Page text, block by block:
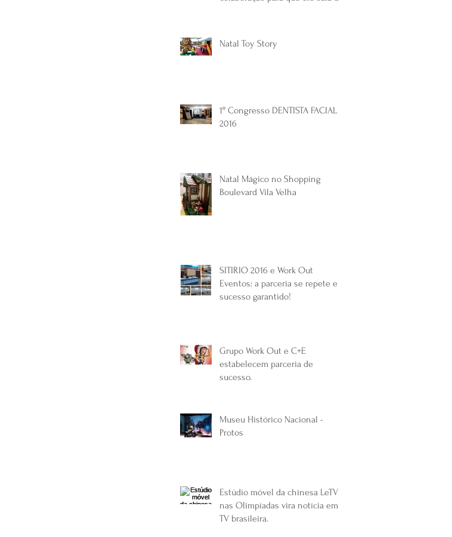
Natal Toy Story
1º Congresso DENTISTA FACIAL
2016
Natal Mágico no Shopping
Boulevard Vila Velha
SITIRIO 2016 e Work Out
Eventos: a parceria se repete em
sucesso garantido!
Grupo Work Out e C+E
estabelecem parceria de
sucesso.
Museu Histórico Nacional -
Protos
Estúdio móvel da chinesa LeTV
nas Olimpíadas vira notícia em
TV brasileira.